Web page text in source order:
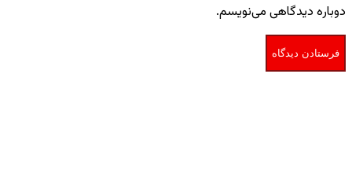
دوباره دیدگاهی می‌نویسم.